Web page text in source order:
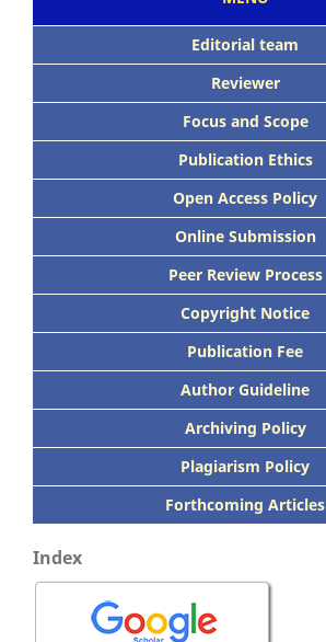
Editorial team
Reviewer
Focus and Scope
Publication Ethics
Open Access Policy
Online Submission
Peer Review Process
Copyright Notice
Publication Fee
Author Guideline
Archiving Policy
Plagiarism Policy
Forthcoming Articles
Index